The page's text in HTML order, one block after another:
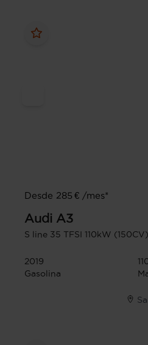
Desde 285 € /mes*
Audi A3
S line 35 TFSI 110kW
2019
Gasolina